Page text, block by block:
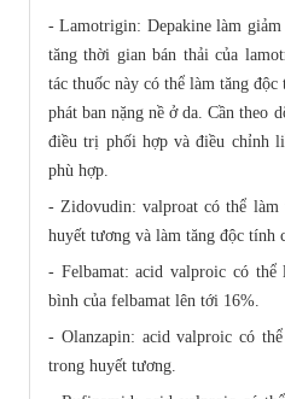
- Lamotrigin: Depakine làm
tăng thời gian bán thải của
tác thuốc này có thể làm tăng
phát ban nặng nề ở da. Cần theo
điều trị phối hợp và điều chỉnh
phù hợp.
- Zidovudin: valproat có thể làm
huyết tương và làm tăng độc tính
- Felbamat: acid valproic có
bình của felbamat lên tới 16%.
- Olanzapin: acid valproic có
trong huyết tương.